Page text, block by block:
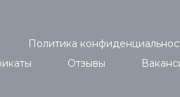
Политика
Отзывы